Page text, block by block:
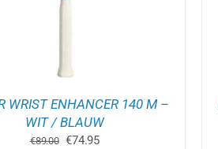
WRIST ENHANCER 140 M –
WIT / BLAUW
€89.00 Oorspronkelijke
€74.95Huidige